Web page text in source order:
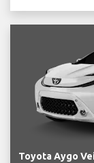
Toyota Aygo